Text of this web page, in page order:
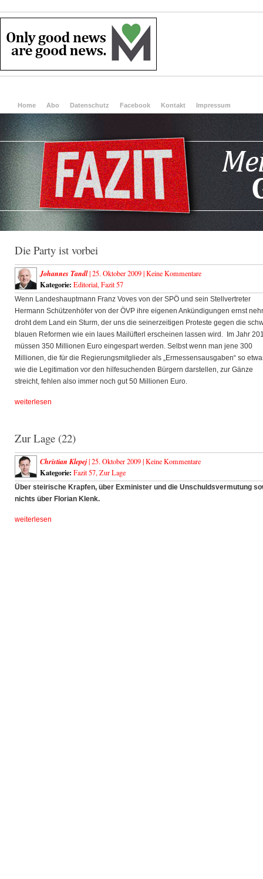
Home Abo Datenschutz Facebook Kontakt Impressum
Die Party ist vorbei
Johannes Tandl| 25. Oktober 2009 |Keine Kommentare
Kategorie: Editorial, Fazit 57
Wenn Landeshauptmann Franz Voves von der SPÖ und sein Stellvertreter
Hermann Schützenhöfer von der ÖVP ihre eigenen Ankündigungen ernst
droht dem Land ein Sturm, der uns die seinerzeitigen Proteste gegen die
blauen Reformen wie ein laues Mailüfterl erscheinen lassen wird. Im Jahr
müssen 350 Millionen Euro eingespart werden. Selbst wenn man jene 300
Millionen, die für die Regierungsmitglieder als „Ermessensausgaben“ so
wie die Legitimation vor den hilfesuchenden Bürgern darstellen, zur Gänze
streicht, fehlen also immer noch gut 50 Millionen Euro.
weiterlesen
Zur Lage (22)
Christian Klepej| 25. Oktober 2009 |Keine Kommentare
Kategorie: Fazit 57, Zur Lage
Über steirische Krapfen, über Exminister und die Unschuldsvermutung
nichts über Florian Klenk.
weiterlesen